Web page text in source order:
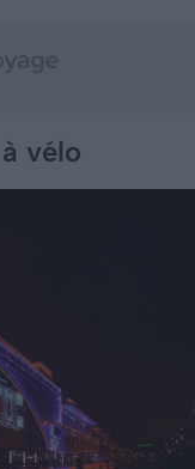
vélo